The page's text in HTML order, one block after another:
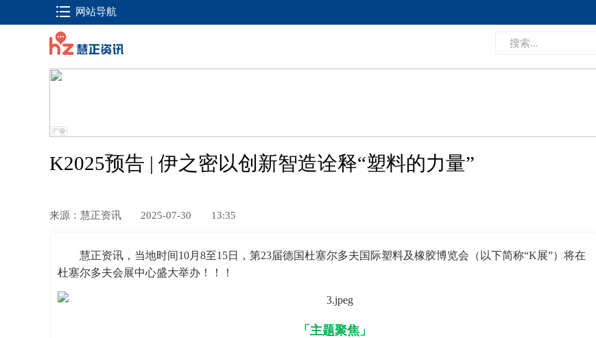
网站导航
K2025预告 | 伊之密以创新智造诠释“塑料的力量”
来源：慧正资讯 2025-07-30 13:35
慧正资讯， 当地时间10月8至15日，第23届德国杜塞尔多夫国际塑料及橡胶博览会（以下简称“K展”）将在
杜塞尔多夫会展中心盛大举办！！！
「 主题聚焦」